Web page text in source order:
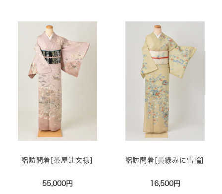
絽訪問着[茶屋辻文様]
55,000円
絽訪問着[黄緑みに雪輪]
16,500円